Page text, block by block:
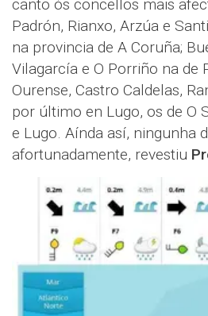
canto ós concellos mais
Padrón, Rianxo, Arzúa e
na provincia de A Coruña;
Vilagarcía e O Porriño na de
Ourense, Castro Caldelas,
por último en Lugo, os de O
e Lugo. Aínda así, ningunha
afortunadamente, revestiu